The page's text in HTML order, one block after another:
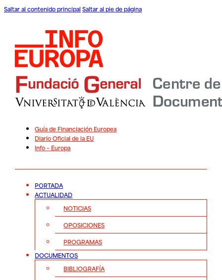
Saltar al contenido principal Saltar al pie de página
Guía de Financiación Europea
Diario Oficial de la EU
Info – Europa
PORTADA
ACTUALIDAD
NOTICIAS
OPOSICIONES
PROGRAMAS
DOCUMENTOS
BIBLIOGRAFÍA